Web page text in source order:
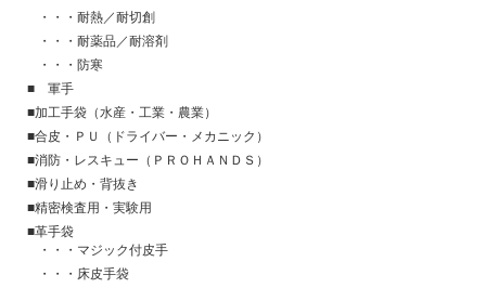
・・・耐熱／耐切創
・・・耐薬品／耐溶剤
・・・防寒
■ 軍手
■加工手袋（水産・工業・農業）
■合皮・ＰＵ（ドライバー・メカニック）
■消防・レスキュー（ＰＲＯＨＡＮＤＳ）
■滑り止め・背抜き
■精密検査用・実験用
■革手袋
・・・マジック付皮手
・・・床皮手袋